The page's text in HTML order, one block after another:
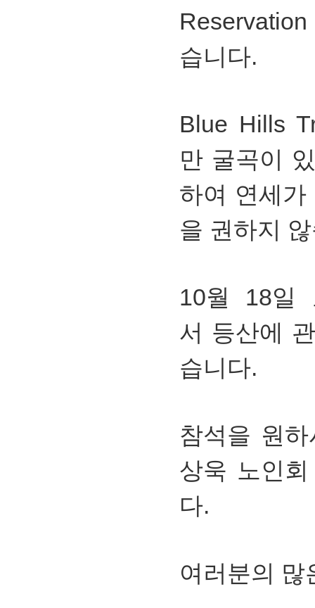
습니다.
Blue Hills
만 굴곡이
하여 연세
을 권하지
10월 18일
서 등산에
습니다.
참석을 원
상욱 노인
다.
여러분의